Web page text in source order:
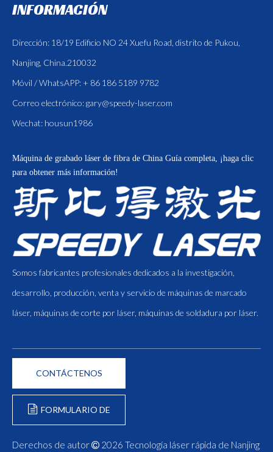
INFORMACIÓN
Dirección: 18/19 Edificio NO 24 Xuefu Road, distrito de Pukou,
Nanjing, China.210032
Móvil / WhatsAPP: + 86 186 5189 9782
Correo electrónico:gary@speedy-laser.com
Wechat: housun1986
Máquina de grabado láser de fibra de China Guía completa, ¡haga clic
para obtener más información!
Somos fabricantes profesionales dedicados a la investigación,
desarrollo, producción, venta y servicio de máquinas de marcado
láser, máquinas de corte por láser, máquinas de soldadura por láser.
CONTÁCTENOS
FORMULARIO DE
Derechos de autor  2026 Tecnología láser rápida de Nanjing